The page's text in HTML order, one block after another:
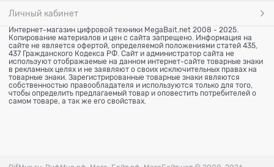
Личный кабинет
Интернет-магазин цифровой техники MegaBait.net 2008 - 2025.
Копирование материалов и цен с сайта запрещено. Информация на
сайте не является офертой, определяемой положениями статей 435,
437 Гражданского Кодекса РФ. Сайт и администратор сайта не
используют отображаемые на данном интернет-сайте товарные знаки
в рекламных целях и не заявляют о своих исключительных правах на
товарные знаки. Зарегистрированные товарные знаки являются
собственностью правообладателя и используются только для того,
чтобы определить предлагаемый товар и оповестить потребителей о
самом товаре, а так же его свойствах.